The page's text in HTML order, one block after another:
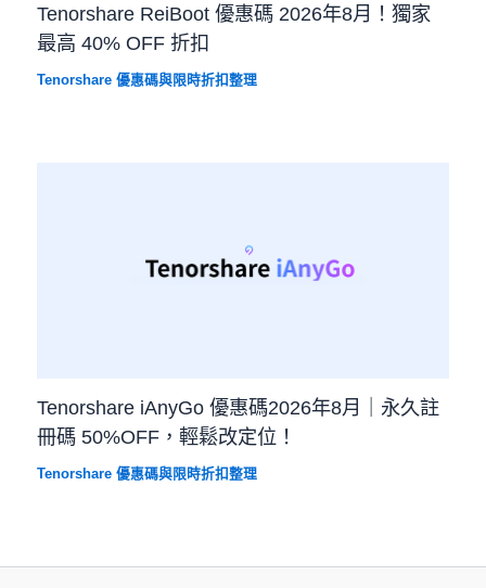
Tenorshare ReiBoot 優惠碼 2026年8月！獨家
最高 40% OFF 折扣
Tenorshare 優惠碼與限時折扣整理
Tenorshare iAnyGo 優惠碼2026年8月｜永久註
冊碼 50%OFF，輕鬆改定位！
Tenorshare 優惠碼與限時折扣整理